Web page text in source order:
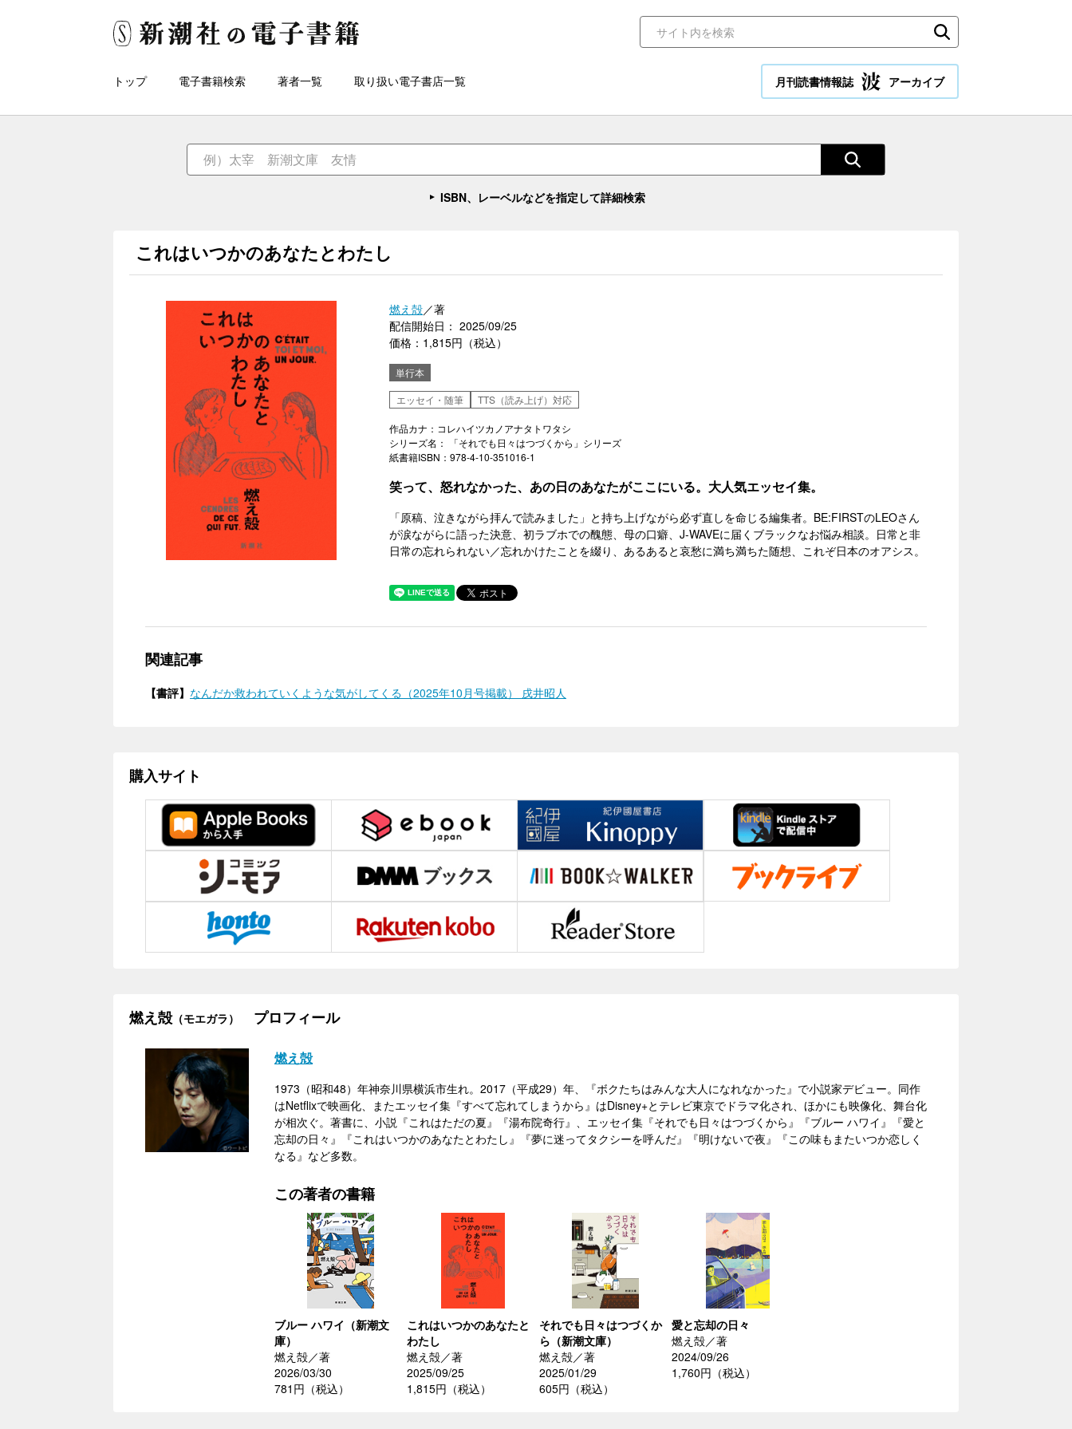
トップ 電子書籍検索 著者一覧 取り扱い電子書店一覧 月刊読書情報誌 アーカイブ
ISBN、レーベルなどを指定して詳細検索
これはいつかのあなたとわたし
燃え殻／著
配信開始日： 2025/09/25
価格：1,815円（税込）
単行本
エッセイ・随筆
TTS（読み上げ）対応
作品カナ：コレハイツカノアナタトワタシ
シリーズ名： 「それでも日々はつづくから」シリーズ
紙書籍ISBN：978-4-10-351016-1
笑って、怒れなかった、あの日のあなたがここにいる。大人気エッセイ集。
「原稿、泣きながら拝んで読みました」と持ち上げながら必ず直しを命じる編集者。BE:FIRSTのLEOさん
が涙ながらに語った決意、初ラブホでの醜態、母の口癖、J-WAVEに届くブラックなお悩み相談。日常と非
日常の忘れられない／忘れかけたことを綴り、あるあると哀愁に満ち満ちた随想、これぞ日本のオアシス。
関連記事
【書評】 なんだか救われていくような気がしてくる（2025年10月号掲載） 戌井昭人
購入サイト
燃え殻（モエガラ） プロフィール
燃え殻
1973（昭和48）年神奈川県横浜市生れ。2017（平成29）年、『ボクたちはみんな大人になれなかった』で小説家デビュー。同作
はNetflixで映画化、またエッセイ集『すべて忘れてしまうから』はDisney+とテレビ東京でドラマ化され、ほかにも映像化、舞台化
が相次ぐ。著書に、小説『これはただの夏』『湯布院奇行』、エッセイ集『それでも日々はつづくから』『ブルー ハワイ』『愛と
忘却の日々』『これはいつかのあなたとわたし』『夢に迷ってタクシーを呼んだ』『明けないで夜』『この味もまたいつか恋しく
なる』など多数。
この著者の書籍
ブルー ハワイ（新潮文
庫）
燃え殻／著
2026/03/30
781円（税込）
これはいつかのあなたと
わたし
燃え殻／著
2025/09/25
1,815円（税込）
それでも日々はつづくか
ら（新潮文庫）
燃え殻／著
2025/01/29
605円（税込）
愛と忘却の日々
燃え殻／著
2024/09/26
1,760円（税込）